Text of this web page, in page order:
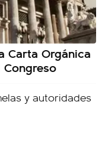
Carta Orgánica